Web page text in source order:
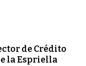
de Crédito
la Espriella